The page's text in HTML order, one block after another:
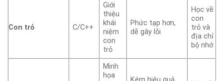
Con trỏ C/C++
Giới
thiệu
khái
niệm
con
trỏ
Phức tạp hơn,
dễ gây lỗi
Học về
con
trỏ và
địa chỉ
bộ nhớ
Minh
họa